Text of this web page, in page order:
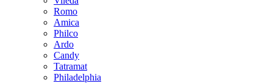
Romo
Amica
Philco
Ardo
Candy
Tatramat
Philadelphia